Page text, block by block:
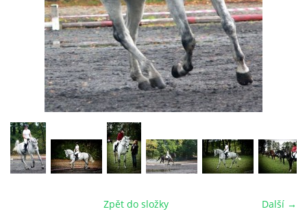
ODKAZY
NOVÝ PŘEKÁŽKOVÝ MATERIÁL
CENÍK SLUŽEB
PŘISPĚVEK ČUS KARVINA -PODPORA SPORTU V
MORAVSKOSLEZSKÉM KRAJI
NEDOSTAVILI NA PODZIMNÍ BRIGÁDU
Další →
Zpět do složky